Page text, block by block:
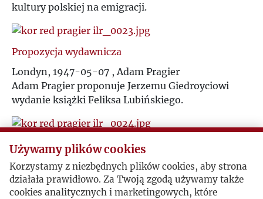
kultury polskiej na emigracji.
Propozycja wydawnicza
Londyn, 1947-05-07 , Adam Pragier
Adam Pragier proponuje Jerzemu Giedroyciowi
wydanie książki Feliksa Lubińskiego.
Odzyskanie rękopisu
Londyn, 1947-05-20 , Adam Pragier
Adam Pragier pisze do Jerzego Giedroycia z prośbą
o odesłanie rękopisu "wyjątków z diariusza św.
Używamy plików cookies
Korzystamy z niezbędnych plików cookies, aby strona
działała prawidłowo. Za Twoją zgodą używamy także
cookies analitycznych i marketingowych, które